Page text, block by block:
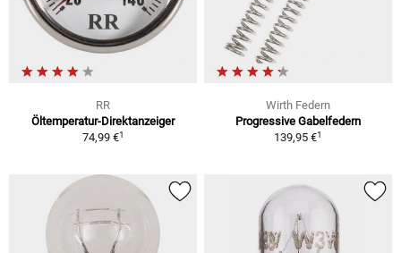
RR
Öltemperatur-Direktanzeiger
74,99 €1
Wirth Federn
Progressive Gabelfedern
139,95 €1